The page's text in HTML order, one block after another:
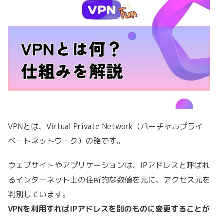
VPNとは、Virtual Private Network（バーチャルプライ
ベートネットワーク）の略です。
ウェブサイトやアプリケーションは、IPアドレスと呼ばれ
るインターネット上の住所的な数値を元に、アクセス元を
判別しています。
VPNを利用すればIPアドレスを別のものに変更することが